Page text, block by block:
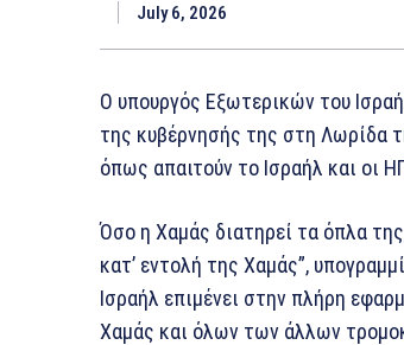
July 6, 2026
Ο υπουργός Εξωτερικών του
της κυβέρνησής της στη Λωρίδα
όπως απαιτούν το Ισραήλ και οι
Όσο η Χαμάς διατηρεί τα όπλα
κατ’ εντολή της Χαμάς”,
Ισραήλ επιμένει στην πλήρη
Χαμάς και όλων των άλλων